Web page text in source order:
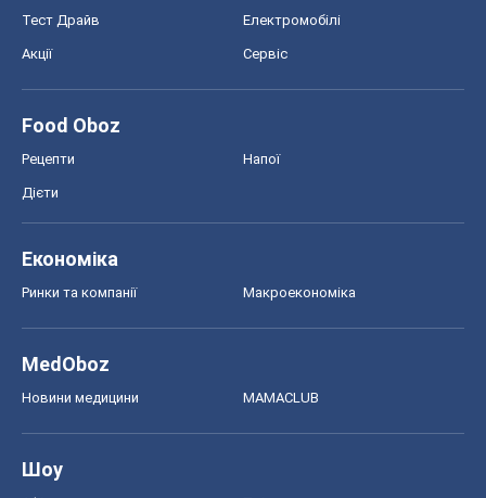
Тест Драйв Електромобілі
Акції Сервіс
Food Oboz
Рецепти Напої
Дієти
Економіка
Ринки та компанії Макроекономіка
MedOboz
Новини медицини MAMACLUB
Шоу